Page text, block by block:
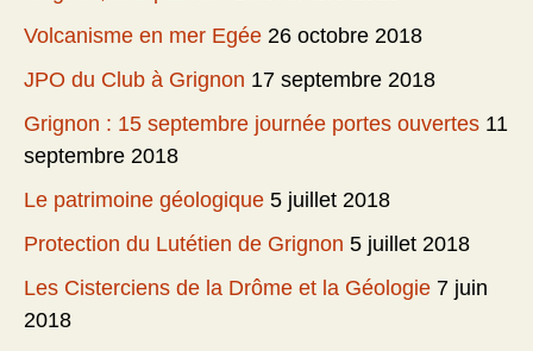
Volcanisme en mer Egée 26 octobre 2018
JPO du Club à Grignon 17 septembre 2018
Grignon : 15 septembre journée portes ouvertes 11
septembre 2018
Le patrimoine géologique 5 juillet 2018
Protection du Lutétien de Grignon 5 juillet 2018
Les Cisterciens de la Drôme et la Géologie 7 juin
2018